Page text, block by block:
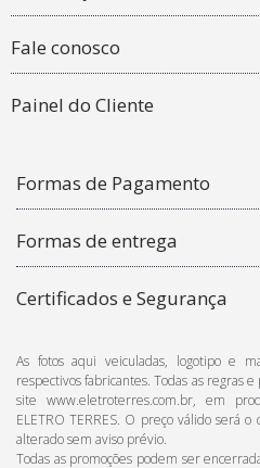
Fale conosco
Painel do Cliente
Formas de Pagamento
Formas de entrega
Certificados e Segurança
As fotos aqui veiculadas, logotipo e
respectivos fabricantes. Todas as regras
site www.eletroterres.com.br, em
ELETRO TERRES. O preço válido será
alterado sem aviso prévio.
Todas as promoções podem ser